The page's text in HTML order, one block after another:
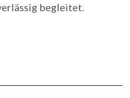
begleitet.